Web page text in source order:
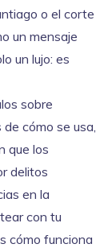
o el corte
un mensaje
un lujo: es
sobre
cómo se usa,
que los
delitos
en la
con tu
cómo funciona